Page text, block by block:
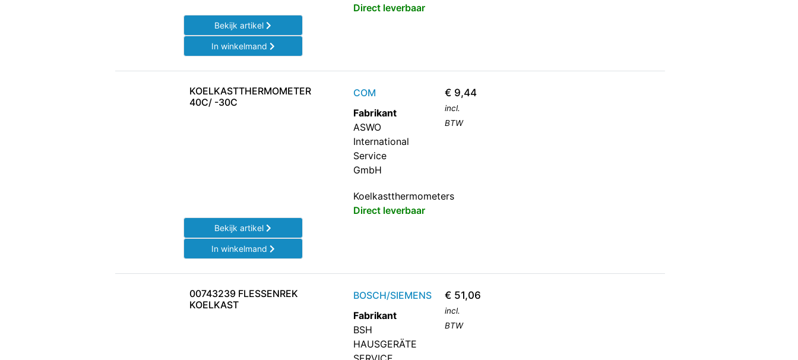
Direct leverbaar
Bekijk artikel
In winkelmand
KOELKASTTHERMOMETER
40C/ -30C
COM
Fabrikant
ASWO
International
Service
GmbH
Koelkastthermometers
Direct leverbaar
€ 9,44
incl.
BTW
Bekijk artikel
In winkelmand
00743239 FLESSENREK
KOELKAST
BOSCH/SIEMENS
Fabrikant
BSH
HAUSGERÄTE
€ 51,06
incl.
BTW